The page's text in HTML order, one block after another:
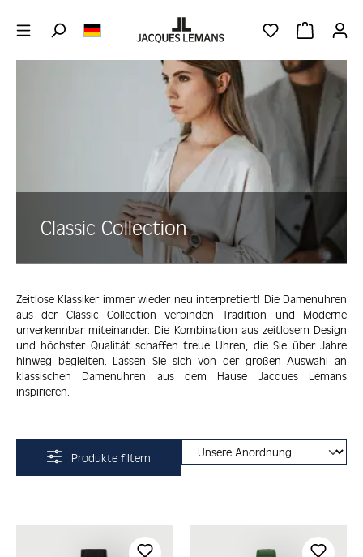
DU HAST 0
Classic Collection
Zeitlose Klassiker immer wieder neu interpretiert! Die Damenuhren
aus der Classic Collection verbinden Tradition und Moderne
unverkennbar miteinander. Die Kombination aus zeitlosem Design
und höchster Qualität schaffen treue Uhren, die Sie über Jahre
hinweg begleiten. Lassen Sie sich von der großen Auswahl an
klassischen Damenuhren aus dem Hause Jacques Lemans
inspirieren.
Produkte filtern